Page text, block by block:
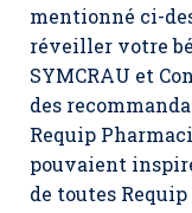
mentionné ci-
réveiller votre
SYMCRAU et
des
Requip
pouvaient
de toutes